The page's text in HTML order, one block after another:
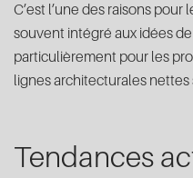
C’est l’une des raisons pour
souvent intégré aux idées
particulièrement pour les
lignes architecturales
Tendances